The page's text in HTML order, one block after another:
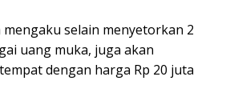
selain menyetorkan 2
uang muka, juga akan
dengan harga Rp 20 juta